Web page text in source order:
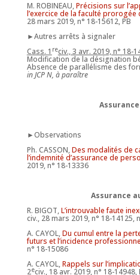
M. ROBINEAU,Précisions sur
l’exercice de la faculté prorogée
28 mars 2019, n° 18-15612, PB
►Autres arrêts à signaler
Cass. 1 reciv., 3 avr. 2019, n° 18-
Modification de la désignation
Absence de parallélisme des
in JCP N, à paraître
►Observations
Ph. CASSON,Des modalités de
l’indemnité d’assurance de
2019, n° 18-13336
Assurance
R. BIGOT,L’introuvable faute
civ., 28 mars 2019, n° 18-14125,
A. CAYOL,Du cumul entre la
futurs et l’incidence
n° 18-15086
A. CAYOL,Rappels sur
2eciv., 18 avr. 2019, n° 18-14948,